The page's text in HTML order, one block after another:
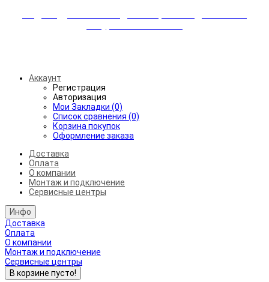
Аккаунт
Регистрация
Авторизация
Мои Закладки (0)
Список сравнения (0)
Корзина покупок
Оформление заказа
Доставка
Оплата
О компании
Монтаж и подключение
Сервисные центры
Инфо
Доставка
Оплата
О компании
Монтаж и подключение
Сервисные центры
В корзине пусто!